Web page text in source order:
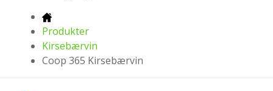
Produkter
Kirsebærvin
Coop 365 Kirsebærvin